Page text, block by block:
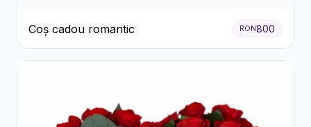
Coș cadou romantic RON800